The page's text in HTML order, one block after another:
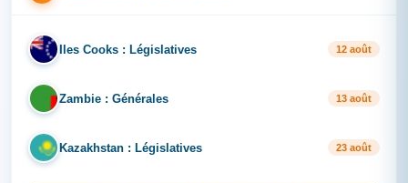
IL Iles Cooks : Législatives 12 août
ZA Zambie : Générales 13 août
KA Kazakhstan : Législatives 23 août